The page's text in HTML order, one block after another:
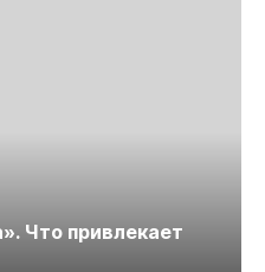
Что привлекает